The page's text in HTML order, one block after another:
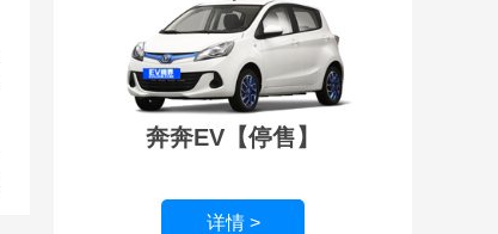
奔奔EV【停售】
详情 >